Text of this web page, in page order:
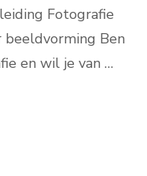
Fotografie
beeldvorming Ben
en wil je van …